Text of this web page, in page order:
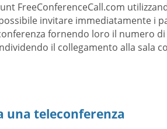
FreeConferenceCall.com
invitare immediatamente i
fornendo loro il numero di
il collegamento alla sala
una teleconferenza